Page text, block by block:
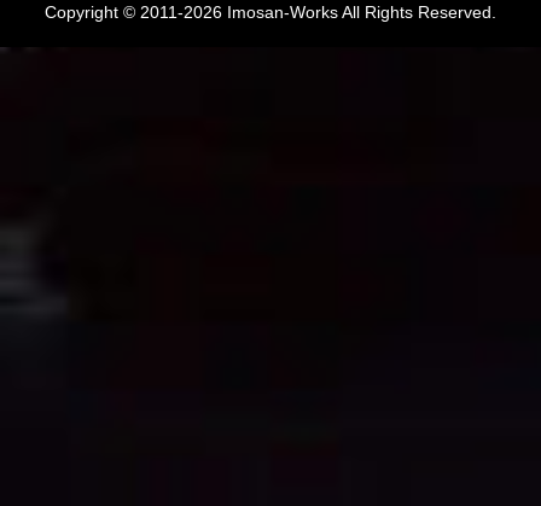
Copyright © 2011-2026 Imosan-Works All Rights Reserved.